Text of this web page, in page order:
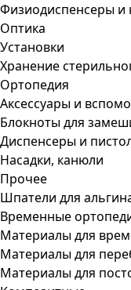
Физиодиспенсеры и
Оптика
Установки
Хранение
Ортопедия
Аксессуары и
Блокноты для
Диспенсеры и
Насадки, канюли
Прочее
Шпатели для
Временные
Материалы для
Материалы для
Материалы для